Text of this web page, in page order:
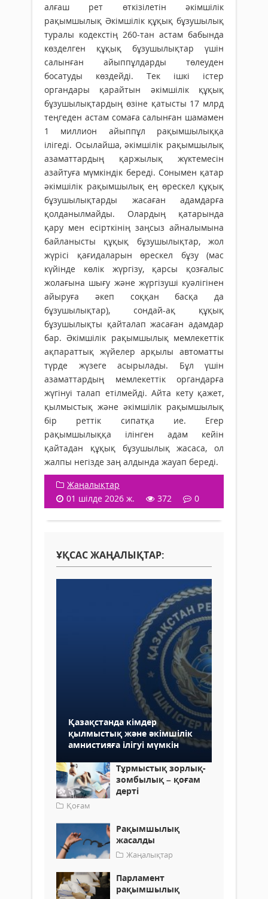
алғаш рет өткізілетін әкімшілік
рақымшылық Әкімшілік құқық бұзушылық
туралы кодекстің 260-тан астам бабында
көзделген құқық бұзушылықтар үшін
салынған айыппұлдарды төлеуден
босатуды көздейді. Тек ішкі істер
органдары қарайтын әкімшілік құқық
бұзушылықтардың өзіне қатысты 17 млрд
теңгеден астам сомаға салынған шамамен
1 миллион айыппұл рақымшылыққа
ілігеді. Осылайша, әкімшілік рақымшылық
азаматтардың қаржылық жүктемесін
азайтуға мүмкіндік береді. Сонымен қатар
әкімшілік рақымшылық ең өрескел құқық
бұзушылықтарды жасаған адамдарға
қолданылмайды. Олардың қатарында
қару мен есірткінің заңсыз айналымына
байланысты құқық бұзушылықтар, жол
жүрісі қағидаларын өрескел бұзу (мас
күйінде көлік жүргізу, қарсы қозғалыс
жолағына шығу және жүргізуші куәлігінен
айыруға әкеп соққан басқа да
бұзушылықтар), сондай-ақ құқық
бұзушылықты қайталап жасаған адамдар
бар. Әкімшілік рақымшылық мемлекеттік
ақпараттық жүйелер арқылы автоматты
түрде жүзеге асырылады. Бұл үшін
азаматтардың мемлекеттік органдарға
жүгінуі талап етілмейді. Айта кету қажет,
қылмыстық және әкімшілік рақымшылық
бір реттік сипатқа ие. Егер
рақымшылыққа ілінген адам кейін
қайтадан құқық бұзушылық жасаса, ол
жалпы негізде заң алдында жауап береді.
Жаңалықтар
01 шілде 2026 ж.
372 0
ҰҚСАС ЖАҢАЛЫҚТАР:
Қазақстанда кімдер
қылмыстық және әкімшілік
амнистияға ілігуі мүмкін
Тұрмыстық зорлық-
зомбылық – қоғам
дерті
Қоғам
Рақымшылық
жасалды
Жаңалықтар
Парламент
рақымшылық